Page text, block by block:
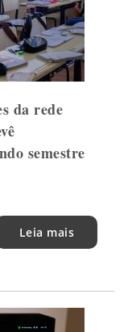
da rede
semestre
Leia mais